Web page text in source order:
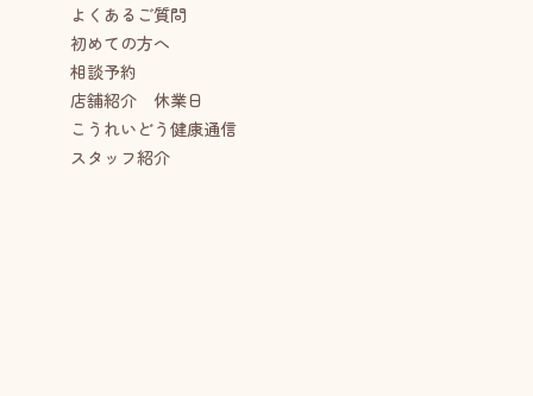
よくあるご質問
初めての方へ
相談予約
店舗紹介 休業日
こうれいどう健康通信
スタッフ紹介